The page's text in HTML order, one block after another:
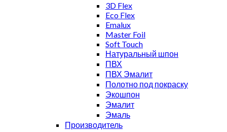
3D Flex
Eco Flex
Emalux
Master Foil
Soft Touch
Натуральный шпон
ПВХ
ПВХ Эмалит
Полотно под покраску
Экошпон
Эмалит
Эмаль
Производитель